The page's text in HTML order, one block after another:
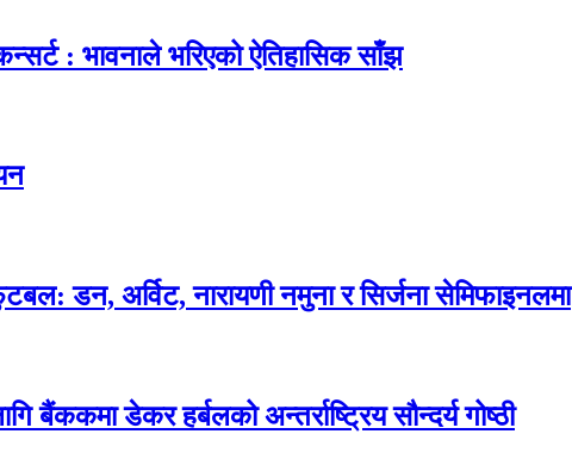
: भावनाले भरिएको ऐतिहासिक साँझ
डन, अर्विट, नारायणी नमुना र सिर्जना सेमिफाइनलमा
बैंककमा डेकर हर्बलको अन्तर्राष्ट्रिय सौन्दर्य गोष्ठी